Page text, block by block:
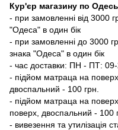
Кур'єр магазину по
- при замовленні від 3000
"Одеса" в один бік
- при замовленні до 3000
знака "Одеса" в один бік
- час доставки: ПН - ПТ:
- підйом матраца на
двоспальний - 100 грн.
- підйом матраца на
поверх, двоспальний - 100
- вивезення та утилізація